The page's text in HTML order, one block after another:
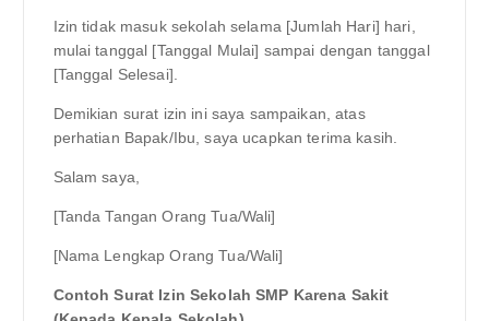
Izin tidak masuk sekolah selama [Jumlah Hari] hari,
mulai tanggal [Tanggal Mulai] sampai dengan tanggal
[Tanggal Selesai].
Demikian surat izin ini saya sampaikan, atas
perhatian Bapak/Ibu, saya ucapkan terima kasih.
Salam saya,
[Tanda Tangan Orang Tua/Wali]
[Nama Lengkap Orang Tua/Wali]
Contoh Surat Izin Sekolah SMP Karena Sakit